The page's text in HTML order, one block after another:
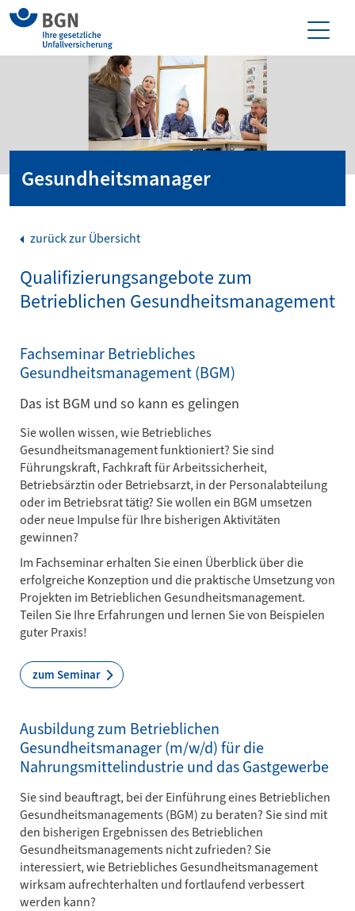
Gesundheitsmanager
zurück zur Übersicht
Qualifizierungsangebote zum
Betrieblichen Gesund­heits­mana­gement
Fachseminar Betriebliches
Gesundheitsmanagement (BGM)
Das ist BGM und so kann es gelingen
Sie wollen wissen, wie Betriebliches
Gesundheitsmanagement funktioniert? Sie sind
Führungskraft, Fachkraft für Arbeitssicherheit,
Betriebsärztin oder Betriebsarzt, in der Personalabteilung
oder im Betriebsrat tätig? Sie wollen ein BGM umsetzen
oder neue Impulse für Ihre bisherigen Aktivitäten
gewinnen?
Im Fachseminar erhalten Sie einen Überblick über die
erfolgreiche Konzeption und die praktische Umsetzung von
Projekten im Betrieblichen Gesundheitsmanagement.
Teilen Sie Ihre Erfahrungen und lernen Sie von Beispielen
guter Praxis!
zum Seminar
Ausbildung zum Betrieblichen
Gesundheitsmanager (m/w/d) für die
Nahrungsmittelindustrie und das Gastgewerbe
Sie sind beauftragt, bei der Einführung eines Betrieblichen
Gesundheitsmanagements (BGM) zu beraten? Sie sind mit
den bisherigen Ergebnissen des Betrieblichen
Gesundheitsmanagements nicht zufrieden? Sie
interessiert, wie Betriebliches Gesundheitsmanagement
wirksam aufrechterhalten und fortlaufend verbessert
werden kann?